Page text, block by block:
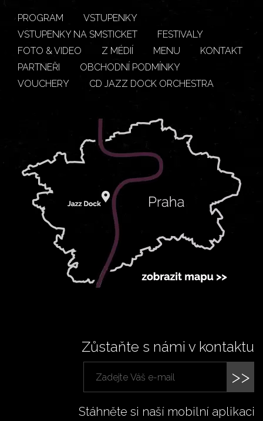
PROGRAM
VSTUPENKY
VSTUPENKY NA SMSTICKET
FESTIVALY
FOTO & VIDEO
Z MÉDIÍ MENU
KONTAKT
PARTNEŘI
OBCHODNÍ PODMÍNKY
VOUCHERY
CD JAZZ DOCK ORCHESTRA
Zůstaňte s námi v kontaktu
>>
Stáhněte si naší mobilní aplikaci